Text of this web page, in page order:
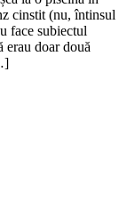
cinstit (nu, întinsul
face subiectul
erau doar două